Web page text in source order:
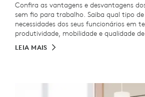
Confira as vantagens e desvantagens
sem fio para trabalho. Saiba qual tipo
necessidades dos seus funcionários em
produtividade, mobilidade e qualidade
LEIA MAIS